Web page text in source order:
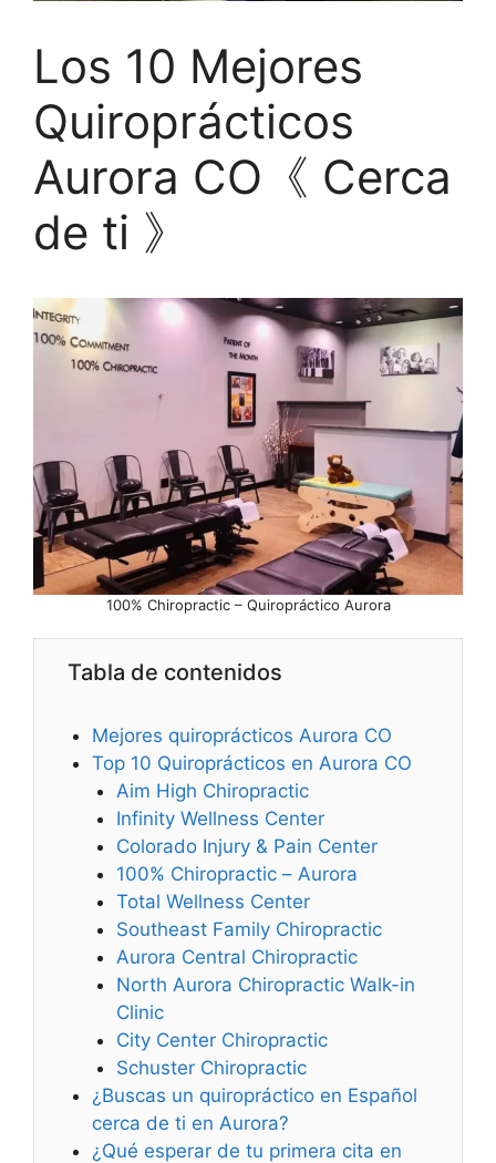
Los 10 Mejores
Quiroprácticos
Aurora CO《 Cerca
de ti 》
100% Chiropractic – Quiropráctico Aurora
Tabla de contenidos
Mejores quiroprácticos Aurora CO
Top 10 Quiroprácticos en Aurora CO
Aim High Chiropractic
Infinity Wellness Center
Colorado Injury & Pain Center
100% Chiropractic – Aurora
Total Wellness Center
Southeast Family Chiropractic
Aurora Central Chiropractic
North Aurora Chiropractic Walk-in
Clinic
City Center Chiropractic
Schuster Chiropractic
¿Buscas un quiropráctico en Español
cerca de ti en Aurora?
¿Qué esperar de tu primera cita en